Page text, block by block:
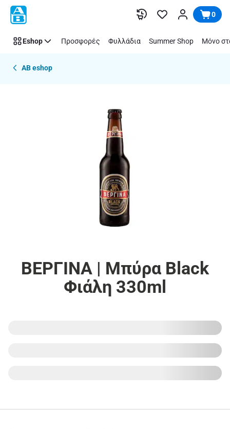
Παράλειψη 0
Eshop Προσφορές Φυλλάδια Summer Shop Μόνο
AB eshop
ΒΕΡΓΙΝΑ | Μπύρα Black
Φιάλη 330ml